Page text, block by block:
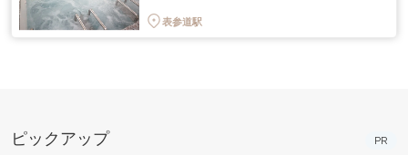
表参道駅
ピックアップ PR